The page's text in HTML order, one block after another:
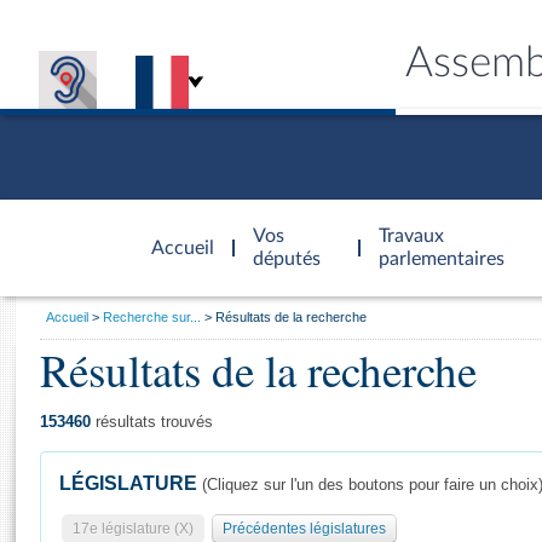
Accueil
d'accueil
Vos
députés
Travaux
parlementaires
Général
Vous
Accueil Recherche sur... Résultats de la recherche
Résultats de la recherche
153460 résultats trouvés
LÉGISLATURE (Cliquez sur l'un des boutons pour faire un choix)
17e législature (X) Précédentes législatures